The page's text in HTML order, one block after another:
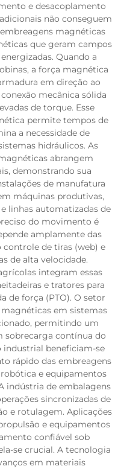
e desacoplamento
não conseguem
magnéticas
que geram campos
Quando a
a força magnética
em direção ao
mecânica sólida
de torque. Esse
permite tempos de
a necessidade de
hidráulicos. As
abrangem
demonstrando sua
de manufatura
máquinas produtivas,
linhas automatizadas de
do movimento é
amplamente das
de tiras (web) e
de alta velocidade.
integram essas
e tratores para
de força (PTO). O setor
em sistemas
permitindo um
contínua do
beneficiam-se
rápido das embreagens
e equipamentos
indústria de embalagens
sincronizadas de
e rotulagem. Aplicações
e equipamentos
confiável sob
se crucial. A tecnologia
em materiais